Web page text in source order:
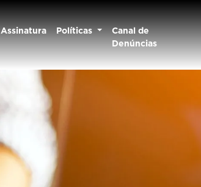
Assinatura Políticas
Canal de
Denúncias